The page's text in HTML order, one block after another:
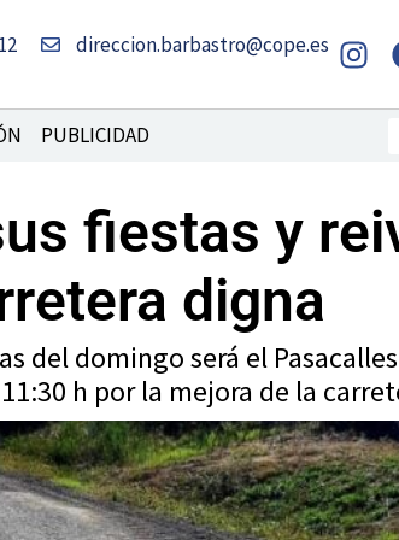
direccion.barbastro@cope.es
I
n
s
r
a
PUBLICIDAD
fiestas y
digna
del domingo será el
h por la mejora de la